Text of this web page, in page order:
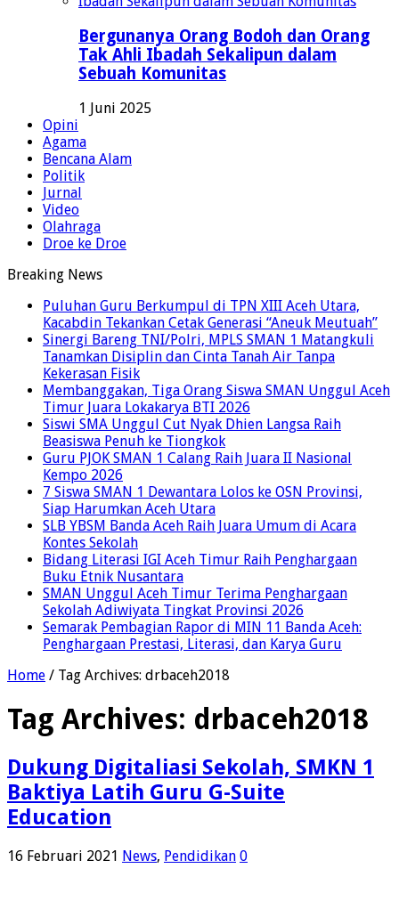
Bergunanya Orang Bodoh dan Orang
Tak Ahli Ibadah Sekalipun dalam
Sebuah Komunitas
1 Juni 2025
Opini
Agama
Bencana Alam
Politik
Jurnal
Video
Olahraga
Droe ke Droe
Breaking News
Puluhan Guru Berkumpul di TPN XIII Aceh Utara,
Kacabdin Tekankan Cetak Generasi “Aneuk Meutuah”
Sinergi Bareng TNI/Polri, MPLS SMAN 1 Matangkuli
Tanamkan Disiplin dan Cinta Tanah Air Tanpa
Kekerasan Fisik
Membanggakan, Tiga Orang Siswa SMAN Unggul Aceh
Timur Juara Lokakarya BTI 2026
Siswi SMA Unggul Cut Nyak Dhien Langsa Raih
Beasiswa Penuh ke Tiongkok
Guru PJOK SMAN 1 Calang Raih Juara II Nasional
Kempo 2026
7 Siswa SMAN 1 Dewantara Lolos ke OSN Provinsi,
Siap Harumkan Aceh Utara
SLB YBSM Banda Aceh Raih Juara Umum di Acara
Kontes Sekolah
Bidang Literasi IGI Aceh Timur Raih Penghargaan
Buku Etnik Nusantara
SMAN Unggul Aceh Timur Terima Penghargaan
Sekolah Adiwiyata Tingkat Provinsi 2026
Semarak Pembagian Rapor di MIN 11 Banda Aceh:
Penghargaan Prestasi, Literasi, dan Karya Guru
Home / Tag Archives: drbaceh2018
Tag Archives: drbaceh2018
Dukung Digitaliasi Sekolah, SMKN 1
Baktiya Latih Guru G-Suite
Education
16 Februari 2021 News, Pendidikan 0